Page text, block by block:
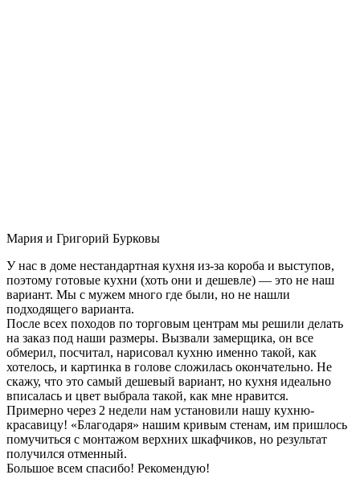
Мария и Григорий Бурковы
У нас в доме нестандартная кухня из-за короба и выступов,
поэтому готовые кухни (хоть они и дешевле) — это не наш
вариант. Мы с мужем много где были, но не нашли
подходящего варианта.
После всех походов по торговым центрам мы решили делать
на заказ под наши размеры. Вызвали замерщика, он все
обмерил, посчитал, нарисовал кухню именно такой, как
хотелось, и картинка в голове сложилась окончательно. Не
скажу, что это самый дешевый вариант, но кухня идеально
вписалась и цвет выбрала такой, как мне нравится.
Примерно через 2 недели нам установили нашу кухню-
красавицу! «Благодаря» нашим кривым стенам, им пришлось
помучиться с монтажом верхних шкафчиков, но результат
получился отменный.
Большое всем спасибо! Рекомендую!